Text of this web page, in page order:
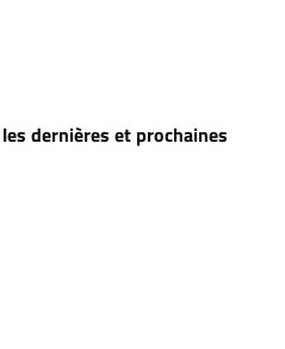
dernières et prochaines